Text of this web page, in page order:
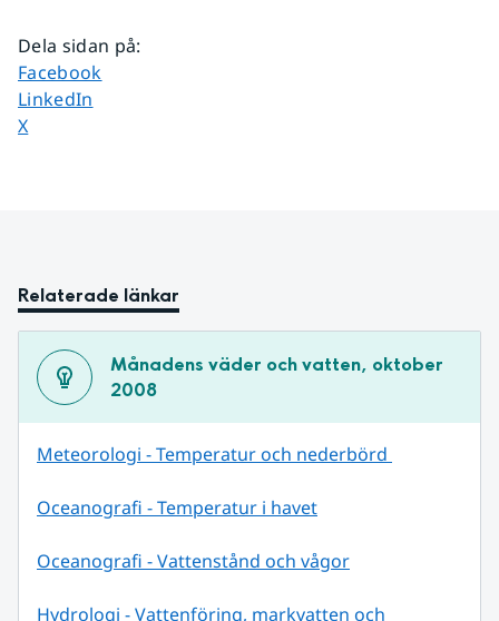
Dela sidan på:
Dela sidan på
Facebook
Dela sidan på
LinkedIn
Dela sidan på
X
Relaterade länkar
Månadens väder och vatten, oktober
2008
Meteorologi - Temperatur och nederbörd
Oceanografi - Temperatur i havet
Oceanografi - Vattenstånd och vågor
Hydrologi - Vattenföring, markvatten och